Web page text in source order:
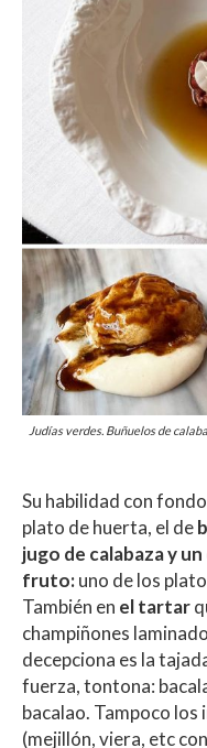
Judías verdes. Buñuelos de
Su habilidad con
plato de huerta, el de
jugo de calabaza y
fruto:uno de los
También en el tartar
champiñones
decepciona es la
fuerza, tontona:
bacalao. Tampoco los
(mejillón, viera, etc